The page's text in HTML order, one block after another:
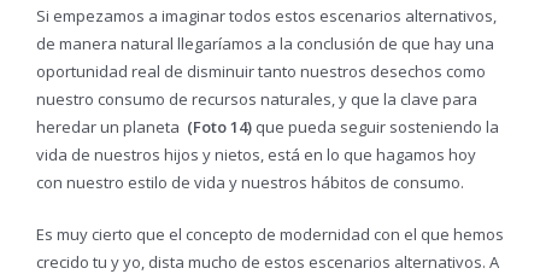
Si empezamos a imaginar todos estos escenarios alternativos,
de manera natural llegaríamos a la conclusión de que hay una
oportunidad real de disminuir tanto nuestros desechos como
nuestro consumo de recursos naturales, y que la clave para
heredar un planeta (Foto 14) que pueda seguir sosteniendo la
vida de nuestros hijos y nietos, está en lo que hagamos hoy
con nuestro estilo de vida y nuestros hábitos de consumo.
Es muy cierto que el concepto de modernidad con el que hemos
crecido tu y yo, dista mucho de estos escenarios alternativos. A